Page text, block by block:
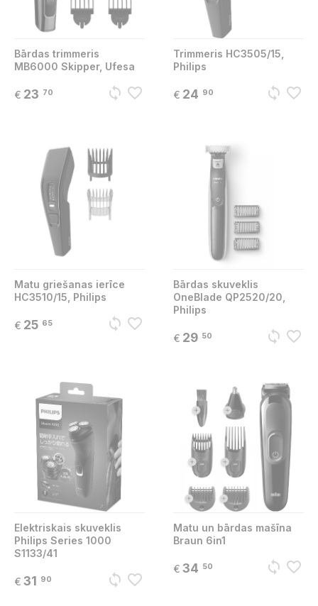
Bārdas trimmeris
MB6000 Skipper, Ufesa
€ 23 70 sync favorite_border
Trimmeris HC3505/15,
Philips
€ 24 90 sync favorite_border
Matu griešanas ierīce
HC3510/15, Philips
€ 25 65 sync favorite_border
Bārdas skuveklis
OneBlade QP2520/20,
Philips
€ 29 50 sync favorite_border
Elektriskais skuveklis
Philips Series 1000
S1133/41
€ 31 90 sync favorite_border
Matu un bārdas mašīna
Braun 6in1
€ 34 50 sync favorite_border